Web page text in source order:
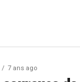
7 ans ago